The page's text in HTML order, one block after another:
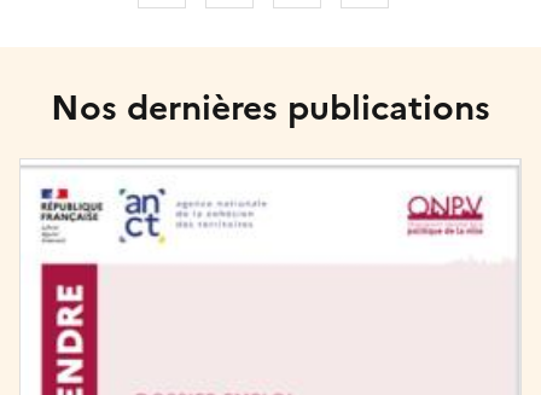
Nos dernières publications
Image